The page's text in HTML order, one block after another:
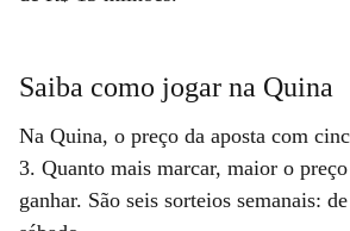
Saiba como jogar na Quina
Na Quina, o preço da aposta com
3. Quanto mais marcar, maior o preço
ganhar. São seis sorteios semanais: